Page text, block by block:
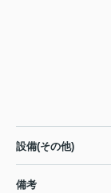
設備(その他)
備考